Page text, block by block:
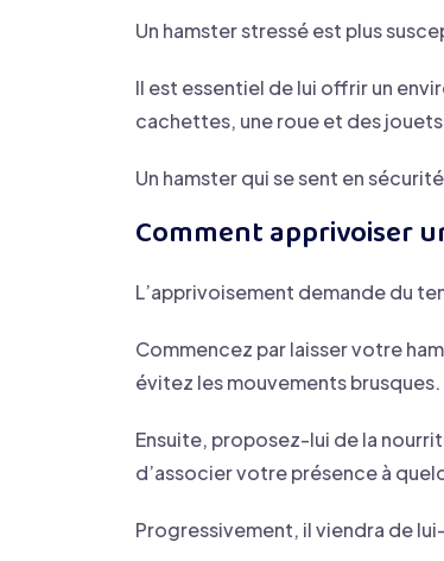
Un hamster stressé est plus
Il est essentiel de lui offrir un
cachettes, une roue et des
Un hamster qui se sent en
Comment apprivoiser
L’apprivoisement demande du
Commencez par laisser votre
évitez les mouvements brusques.
Ensuite, proposez-lui de la
d’associer votre présence à
Progressivement, il viendra de